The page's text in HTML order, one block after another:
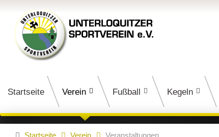
Startseite Verein Fußball Kegeln
Startseite Verein Veranstaltungen